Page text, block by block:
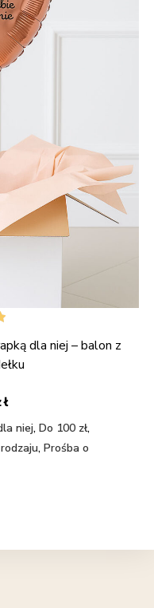
dla niej – balon z
niej,Do 100 zł,
,Prośba o